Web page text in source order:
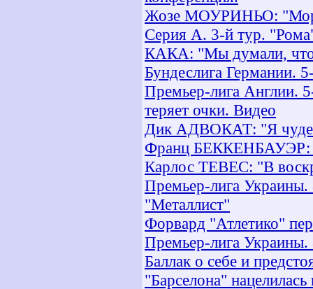
Жозе МОУРИНЬО:
Серия А. 3-й тур.
КАКА: "Мы думали, что
Бундеслига Германии.
Премьер-лига Англии.
теряет очки. Видео
Дик АДВОКАТ: "Я
Франц БЕККЕНБАУЭР:
Карлос ТЕВЕС: "В
Премьер-лига Украины.
"Металлист"
Форвард "Атлетико"
Премьер-лига
Баллак о себе и
"Барселона"